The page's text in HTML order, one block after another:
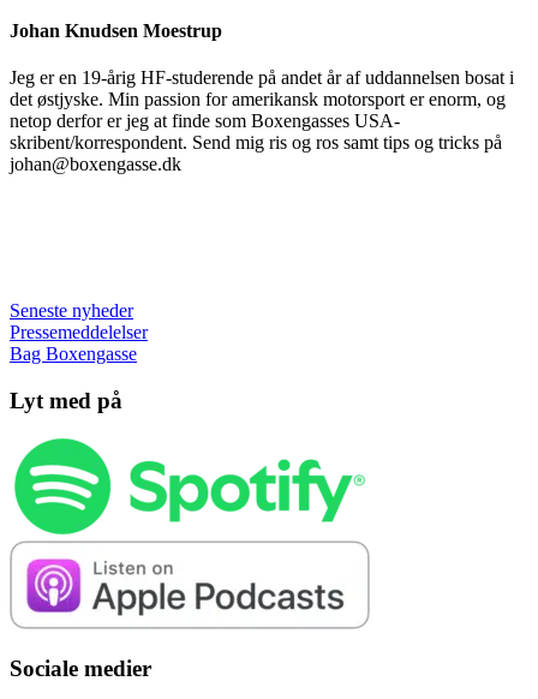
Johan Knudsen Moestrup
Jeg er en 19-årig HF-studerende på andet år af uddannelsen bosat i
det østjyske. Min passion for amerikansk motorsport er enorm, og
netop derfor er jeg at finde som Boxengasses USA-
skribent/korrespondent. Send mig ris og ros samt tips og tricks på
johan@boxengasse.dk
Seneste nyheder
Pressemeddelelser
Bag Boxengasse
Lyt med på
Sociale medier